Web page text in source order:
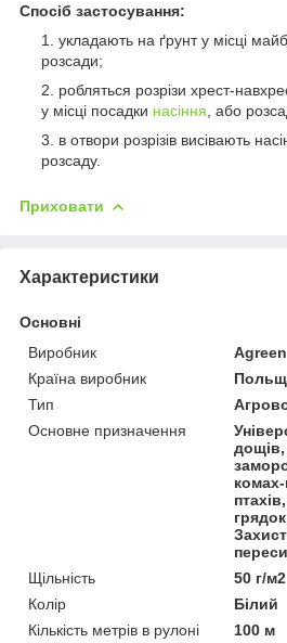
Спосіб застосування:
укладають на ґрунт у місці
розсади;
робляться розрізи хрест-
у місці посадки насіння , або
в отвори розрізів висівають
розсаду.
Приховати
Характеристики
Основні
Виробник
Agreen
Країна виробник
Тип
Основне призначення
дощів,
комах-
Щільність
50 г/м2
Колір
Білий
Кількість метрів в рулоні
100 м